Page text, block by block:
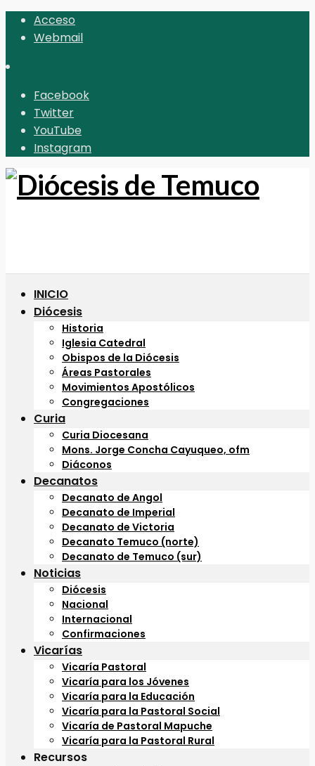
Acceso
Webmail
Facebook
Twitter
YouTube
Instagram
INICIO
Diócesis
Historia
Iglesia Catedral
Obispos de la Diócesis
Áreas Pastorales
Movimientos Apostólicos
Congregaciones
Curia
Curia Diocesana
Mons. Jorge Concha Cayuqueo, ofm
Diáconos
Decanatos
Decanato de Angol
Decanato de Imperial
Decanato de Victoria
Decanato Temuco (norte)
Decanato de Temuco (sur)
Noticias
Diócesis
Nacional
Internacional
Confirmaciones
Vicarías
Vicaría Pastoral
Vicaría para los Jóvenes
Vicaría para la Educación
Vicaría para la Pastoral Social
Vicaría de Pastoral Mapuche
Vicaría para la Pastoral Rural
Recursos